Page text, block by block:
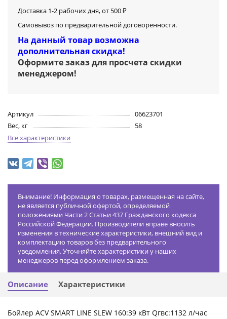
Доставка 1-2 рабочих дня, от 500 ₽
Самовывоз по предварительной договоренности.
На данный товар возможна
дополнительная скидка!
Оформите заказ для просчета скидки
менеджером!
Артикул
06623701
Вес, кг
58
Все характеристики
Внимание! Информация о товарах, размещенная на сайте,
не является публичной офертой, определяемой
положениями Части 2 Статьи 437 Гражданского кодекса
Российской Федерации. Производители вправе вносить
изменения в технические характеристики, внешний вид и
комплектацию товаров без предварительного
уведомления. Уточняйте характеристики у наших
менеджеров перед оформлением заказа.
Описание Характеристики
Бойлер ACV SMART LINE SLEW 160:39 кВт Qгвс:1132 л/час